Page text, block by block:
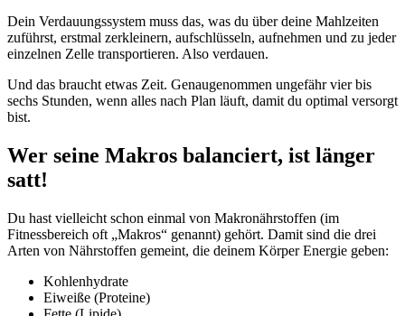
Dein Verdauungssystem muss das, was du über deine Mahlzeiten
zuführst, erstmal zerkleinern, aufschlüsseln, aufnehmen und zu jeder
einzelnen Zelle transportieren. Also verdauen.
Und das braucht etwas Zeit. Genaugenommen ungefähr vier bis
sechs Stunden, wenn alles nach Plan läuft, damit du optimal versorgt
bist.
Wer seine Makros balanciert, ist länger
satt!
Du hast vielleicht schon einmal von Makronährstoffen (im
Fitnessbereich oft „Makros“ genannt) gehört. Damit sind die drei
Arten von Nährstoffen gemeint, die deinem Körper Energie geben:
Kohlenhydrate
Eiweiße (Proteine)